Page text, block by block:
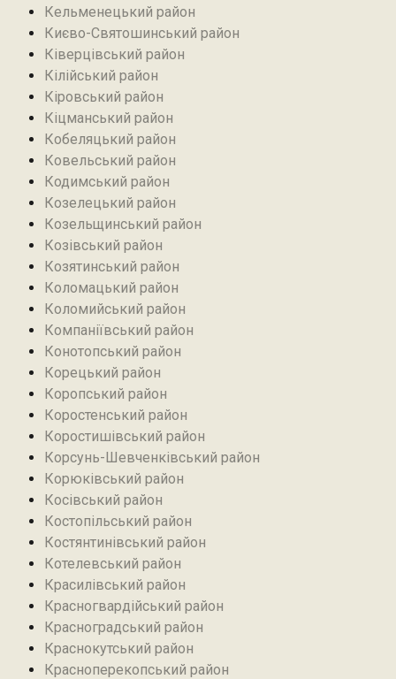
Кельменецький район
Києво-Святошинський район
Ківерцівський район‎
Кілійський район
Кіровський район
Кіцманський район
Кобеляцький район‎
Ковельський район
Кодимський район
Козелецький район
Козельщинський район
Козівський район
Козятинський район
Коломацький район
Коломийський район
Компаніївський район
Конотопський район
Корецький район
Коропський район
Коростенський район
Коростишівський район‎
Корсунь-Шевченківський район
Корюківський район
Косівський район
Костопільський район
Костянтинівський район‎
Котелевський район
Красилівський район
Красногвардійський район
Красноградський район
Краснокутський район
Красноперекопський район